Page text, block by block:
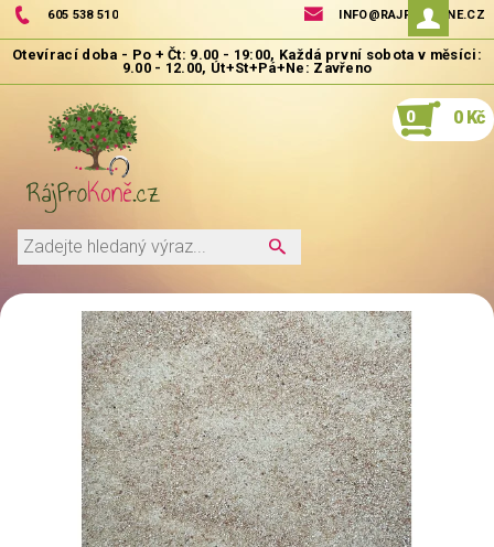
605 538 510 INFO@RAJPROKONE.CZ
0 0 Kč